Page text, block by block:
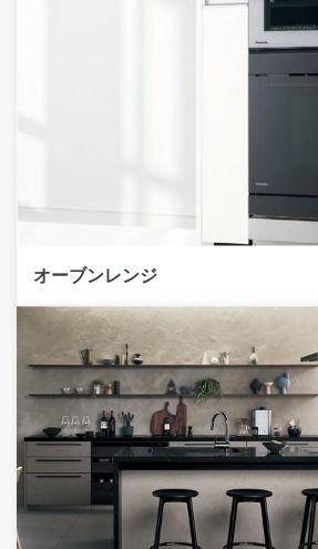
オーブンレンジ